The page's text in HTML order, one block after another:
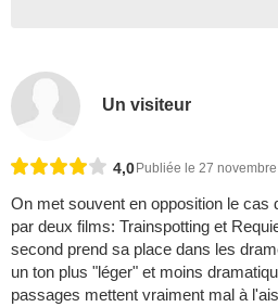
Un visiteur
4,0 Publiée le 27
On met souvent en opposition le cas
par deux films: Trainspotting et
second prend sa place dans les
un ton plus "léger" et moins
passages mettent vraiment mal à